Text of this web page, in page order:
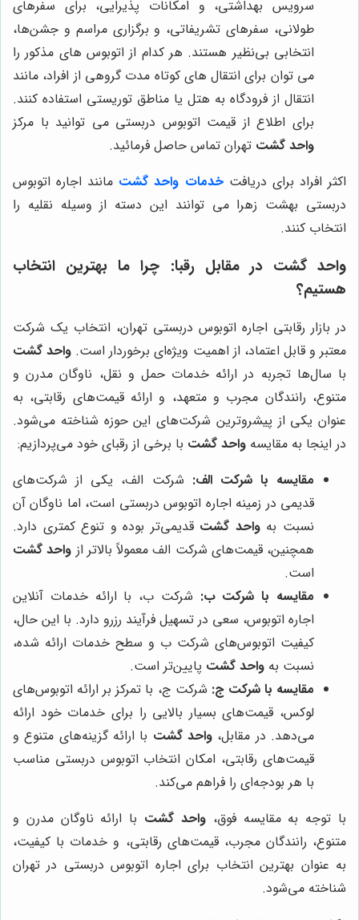
سرویس بهداشتی، و امکانات پذیرایی، برای سفرهای
طولانی، سفرهای تشریفاتی، و برگزاری مراسم و جشن‌ها،
انتخابی بی‌نظیر هستند. هر کدام از اتوبوس های مذکور را
می توان برای انتقال های کوتاه مدت گروهی از افراد، مانند
انتقال از فرودگاه به هتل یا مناطق توریستی استفاده کنند.
برای اطلاع از قیمت اتوبوس دربستی می توانید با مرکز
واحد گشت تهران تماس حاصل فرمائید.
اکثر افراد برای دریافت خدمات واحد گشت مانند اجاره اتوبوس
دربستی بهشت زهرا می توانند این دسته از وسیله نقلیه را
انتخاب کنند.
واحد گشت در مقابل رقبا: چرا ما بهترین انتخاب
هستیم؟
در بازار رقابتی اجاره اتوبوس دربستی تهران، انتخاب یک شرکت
معتبر و قابل اعتماد، از اهمیت ویژه‌ای برخوردار است. واحد گشت
با سال‌ها تجربه در ارائه خدمات حمل و نقل، ناوگان مدرن و
متنوع، رانندگان مجرب و متعهد، و ارائه قیمت‌های رقابتی، به
عنوان یکی از پیشروترین شرکت‌های این حوزه شناخته می‌شود.
در اینجا به مقایسه واحد گشت با برخی از رقبای خود می‌پردازیم:
مقایسه با شرکت الف: شرکت الف، یکی از شرکت‌های
قدیمی در زمینه اجاره اتوبوس دربستی است، اما ناوگان آن
نسبت بهواحد گشت قدیمی‌تر بوده و تنوع کمتری دارد.
همچنین، قیمت‌های شرکت الف معمولاً بالاتر از واحد گشت
است.
مقایسه با شرکت ب: شرکت ب، با ارائه خدمات آنلاین
اجاره اتوبوس، سعی در تسهیل فرآیند رزرو دارد. با این حال،
کیفیت اتوبوس‌های شرکت ب و سطح خدمات ارائه شده،
نسبت به واحد گشت پایین‌تر است.
مقایسه با شرکت ج: شرکت ج، با تمرکز بر ارائه اتوبوس‌های
لوکس، قیمت‌های بسیار بالایی را برای خدمات خود ارائه
می‌دهد. در مقابل، واحد گشت با ارائه گزینه‌های متنوع و
قیمت‌های رقابتی، امکان انتخاب اتوبوس دربستی مناسب
با هر بودجه‌ای را فراهم می‌کند.
با توجه به مقایسه فوق،واحد گشت با ارائه ناوگان مدرن و
متنوع، رانندگان مجرب، قیمت‌های رقابتی، و خدمات با کیفیت،
به عنوان بهترین انتخاب برای اجاره اتوبوس دربستی در تهران
شناخته می‌شود.